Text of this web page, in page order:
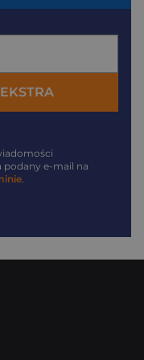
podany e-mail na
.